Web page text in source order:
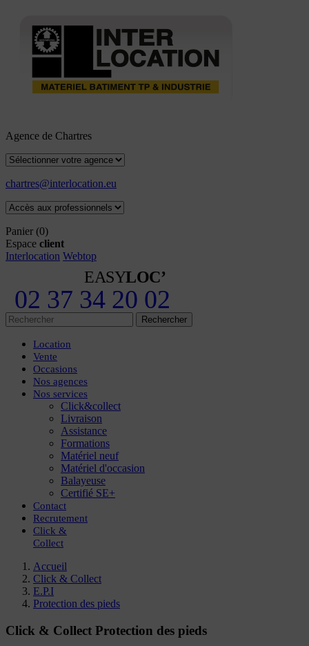
Agence de Chartres
chartres@interlocation.eu
Panier (0)
Espace client
Interlocation Webtop
EASYLOC’
02 37 34 20 02
Rechercher
Location
Vente
Occasions
Nos agences
Nos services
Click&collect
Livraison
Assistance
Formations
Matériel neuf
Matériel d'occasion
Balayeuse
Certifié SE+
Contact
Recrutement
Click &
Collect
Accueil
Click & Collect
E.P.I
Protection des pieds
Click & Collect Protection des pieds